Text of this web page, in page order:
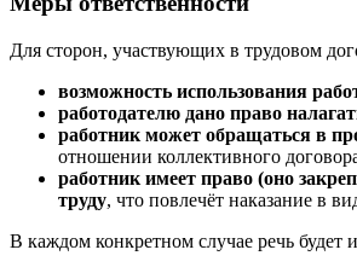
Для сторон, участвующих в трудовом
возможность использования
работодателю дано право
работник может обращаться в
отношении коллективного
работник имеет право (оно
труду, что повлечёт наказание в
В каждом конкретном случае речь будет